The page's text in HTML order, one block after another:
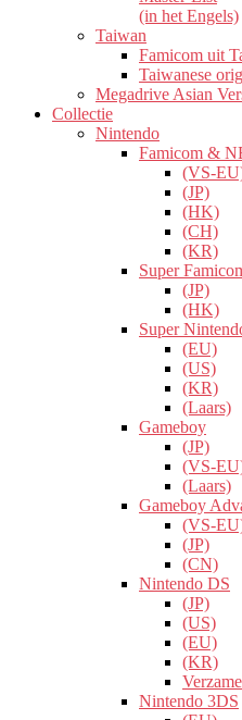
(in het Engels)
Taiwan
Famicom uit
Taiwanese
Megadrive Asian
Collectie
Nintendo
Famicom &
(VS-
(JP)
(HK)
(CH)
(KR)
Super
(JP)
(HK)
Super
(EU)
(US)
(KR)
(Laars)
Gameboy
(JP)
(VS-
(Laars)
Gameboy
(VS-
(JP)
(CN)
Nintendo DS
(JP)
(US)
(EU)
(KR)
Nintendo 3DS